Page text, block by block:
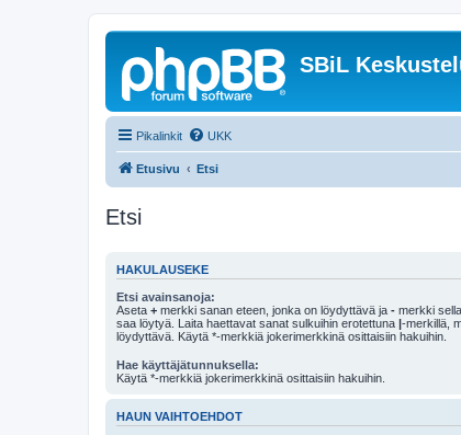
SBiL
Pikalinkit UKK
Etusivu Etsi
Etsi
HAKULAUSEKE
Etsi avainsanoja:
Aseta + merkki sanan eteen, jonka on löydyttävä ja - merkki
saa löytyä. Laita haettavat sanat sulkuihin erotettuna |-merkillä,
löydyttävä. Käytä *-merkkiä jokerimerkkinä osittaisiin hakuihin.
Hae käyttäjätunnuksella:
Käytä *-merkkiä jokerimerkkinä osittaisiin hakuihin.
HAUN VAIHTOEHDOT